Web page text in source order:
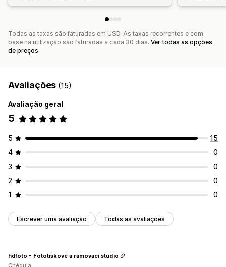
Todas as taxas são faturadas em USD. As taxas recorrentes e com
base na utilização são faturadas a cada 30 dias. Ver todas as opções
de preços
Avaliações (15)
Avaliação geral
5
5
15
4
0
3
0
2
0
1
0
Escrever uma avaliação Todas as avaliações
hdfoto - Fototiskové a rámovací studio